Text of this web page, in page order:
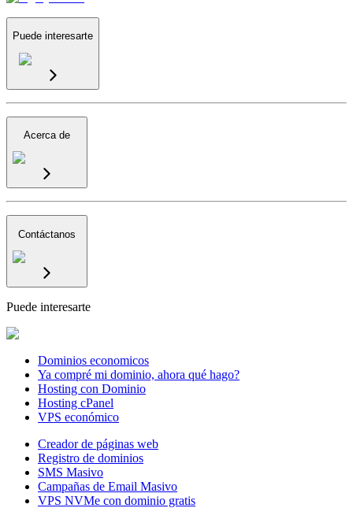
Puede interesarte
Acerca de
Contáctanos
Puede interesarte
Dominios economicos
Ya compré mi dominio, ahora qué hago?
Hosting con Dominio
Hosting cPanel
VPS económico
Creador de páginas web
Registro de dominios
SMS Masivo
Campañas de Email Masivo
VPS NVMe con dominio gratis